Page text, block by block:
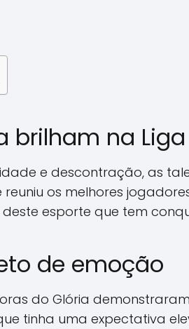
brilham na
e descontração, as
reuniu os melhores
esporte que tem
de emoção
do Glória
tinha uma expectativa